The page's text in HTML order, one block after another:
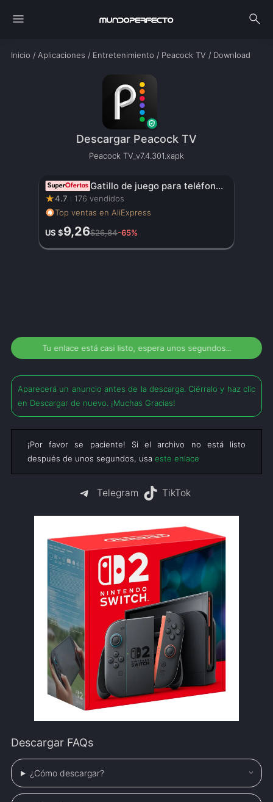
menu search
Inicio / Aplicaciones / Entretenimiento / Peacock TV / Download
Descargar Peacock TV
Peacock TV_v7.4.301.xapk
Gatillo de juego para teléfono móvil JS65 para PUBG, mando de disparo, Joystick de 6 dedos para comer pollo, artefacto auxiliar L1R1, botón de llave
★4.7
176 vendidos
Top ventas en AliExpress
US $9,26$26,84-65%
Tu enlace está casi listo, espera unos segundos...
Aparecerá un anuncio antes de la descarga. Ciérralo y haz clic
en Descargar de nuevo. ¡Muchas Gracias!
¡Por favor se paciente! Si el archivo no está listo
después de unos segundos, usa este enlace
Telegram TikTok
Descargar FAQs
¿Cómo descargar?